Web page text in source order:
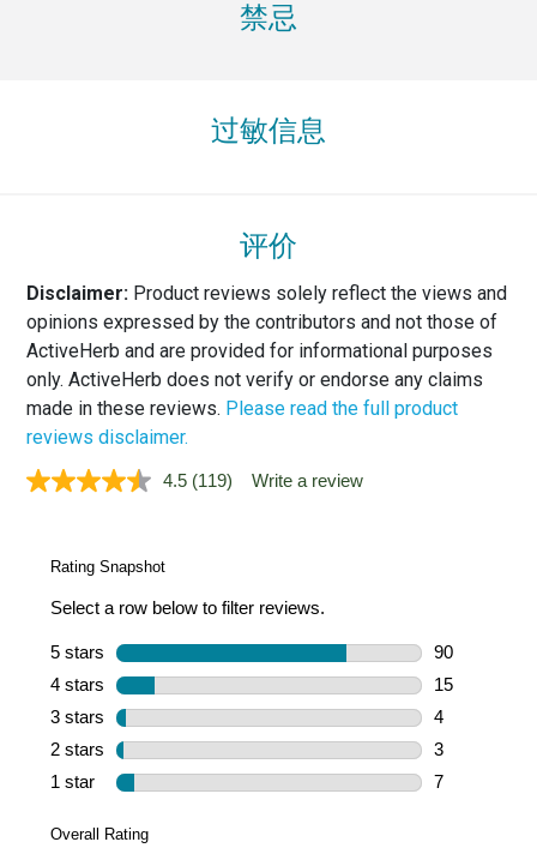
禁忌
过敏信息
评价
Disclaimer:Product reviews solely reflect the views and
opinions expressed by the contributors and not those of
ActiveHerb and are provided for informational purposes
only. ActiveHerb does not verify or endorse any claims
made in these reviews. Please read the full product
reviews disclaimer.
4.5 Read
(119) Write a review